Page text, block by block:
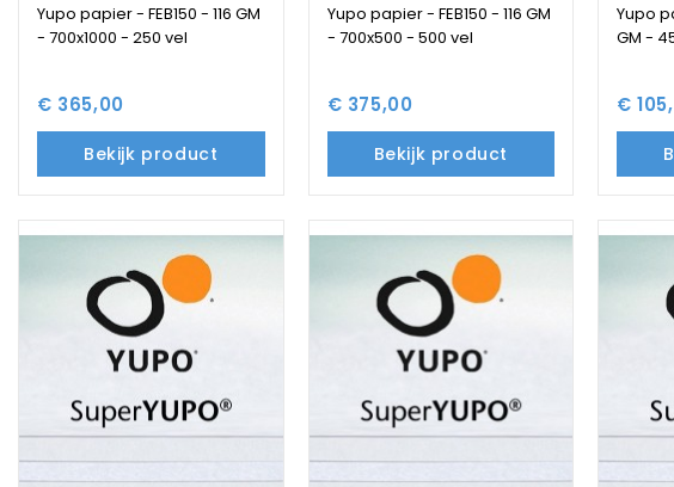
Yupo papier - FEB150 - 116 GM
- 700x1000 - 250 vel
€ 365,00
Bekijk product
Yupo papier - FEB150 - 116 GM
- 700x500 - 500 vel
€ 375,00
Bekijk product
Yupo
GM -
€